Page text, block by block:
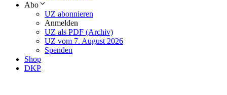
Abo
UZ abonnieren
Anmelden
UZ als PDF (Archiv)
UZ vom 7. August 2026
Spenden
Shop
DKP